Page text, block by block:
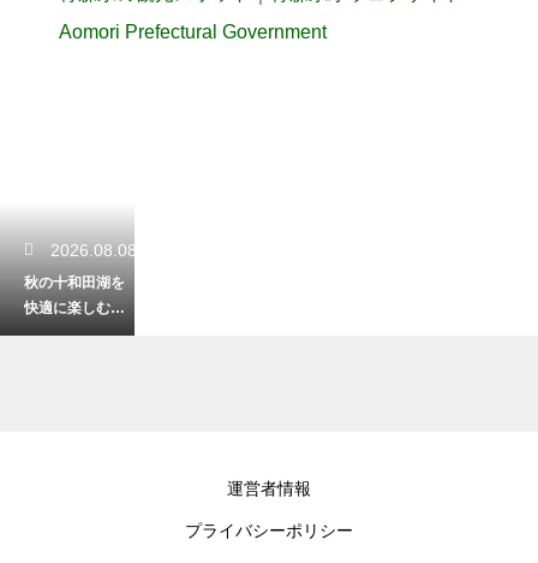
Aomori Prefectural Government
2026.08.08
秋の十和田湖を
快適に楽しむ！
気温に合わせた
運営者情報
プライバシーポリシー